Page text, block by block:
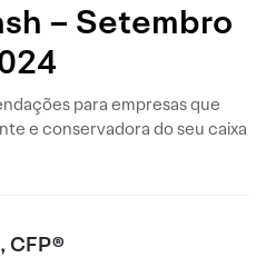
– Setembro
para empresas que
e conservadora do seu caixa
CFP®